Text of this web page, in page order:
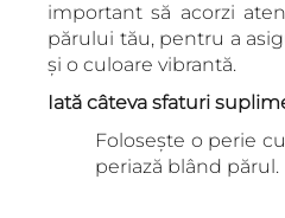
important să acorzi
părului tău, pentru a
și o culoare vibrantă.
Iată câteva sfaturi
Folosește o perie
periază blând părul.